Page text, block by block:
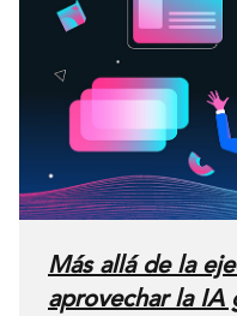
Más allá de la
aprovechar la IA